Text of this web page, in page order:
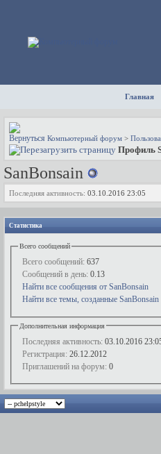
Главная
Компьютерный форум >
Профиль
SanBonsain
Последняя активность: 03.10.2016 23:05
Статистика
Всего сообщений
Всего сообщений: 637
Сообщений в день: 0.13
Найти все сообщения от SanBonsain
Найти все темы, созданные SanBonsain
Дополнительная информация
Последняя активность: 03.10.2016
Регистрация: 26.12.2012
Приглашений на форум: 0